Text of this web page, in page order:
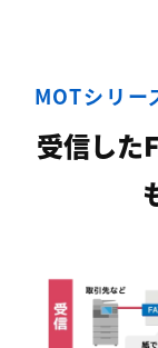
MOTシリ
受信した